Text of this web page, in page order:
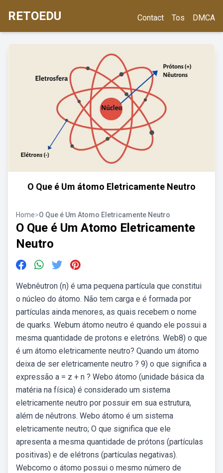
RETOEDU Contact Tos DMCA
O Que é Um átomo Eletricamente Neutro
Home>O Que é Um Atomo Eletricamente Neutro
O Que é Um Atomo Eletricamente
Neutro
Webnêutron (n) é uma pequena partícula que constitui
o núcleo do átomo. Não tem carga e é formada por
partículas ainda menores, as quais recebem o nome
de quarks. Webum átomo neutro é quando ele possui a
mesma quantidade de protons e eletróns. Web8) o que
é um átomo eletricamente neutro? Quando um átomo
deixa de ser eletricamente neutro ? 9) o que significa a
expressão a = z + n ? Webo átomo (unidade básica da
matéria na física) é considerado um sistema
eletricamente neutro por possuir em sua estrutura,
além de nêutrons. Webo átomo é um sistema
eletricamente neutro; O que significa que ele
apresenta a mesma quantidade de prótons (partículas
positivas) e de elétrons (partículas negativas).
Webcomo o átomo possui o mesmo número de